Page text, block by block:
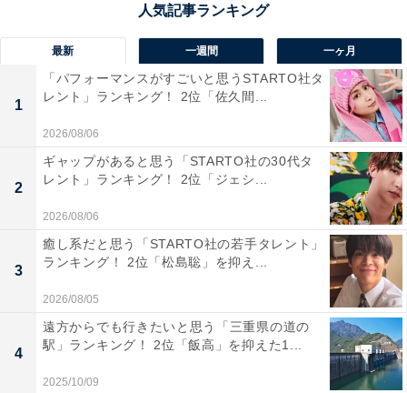
1位：ドナルドダック
1位は、ディズニー関連の作品に登場する「ドナルドダ
ック」です。ディズニーの仲間たちの中でも、1、2位を
争う人気者のドナルドダック。世界的に有名なキャラク
ターで、山寺さんは1989年から日本語吹き替えを続けて
います。
負けず嫌いで感情表現が豊かなドナルドダックは「グ
最新 一週間 一ヶ月
1
「パフォーマンスがすごいと思うSTARTO社タ
レント」ランキング！ 2位「佐久間...
2026/08/06
2
ギャップがあると思う「STARTO社の30代タ
レント」ランキング！ 2位「ジェシ...
2026/08/06
3
癒し系だと思う「STARTO社の若手タレント」
ランキング！ 2位「松島聡」を抑え...
2026/08/05
4
遠方からでも行きたいと思う「三重県の道の
駅」ランキング！ 2位「飯高」を抑えた1...
2025/10/09